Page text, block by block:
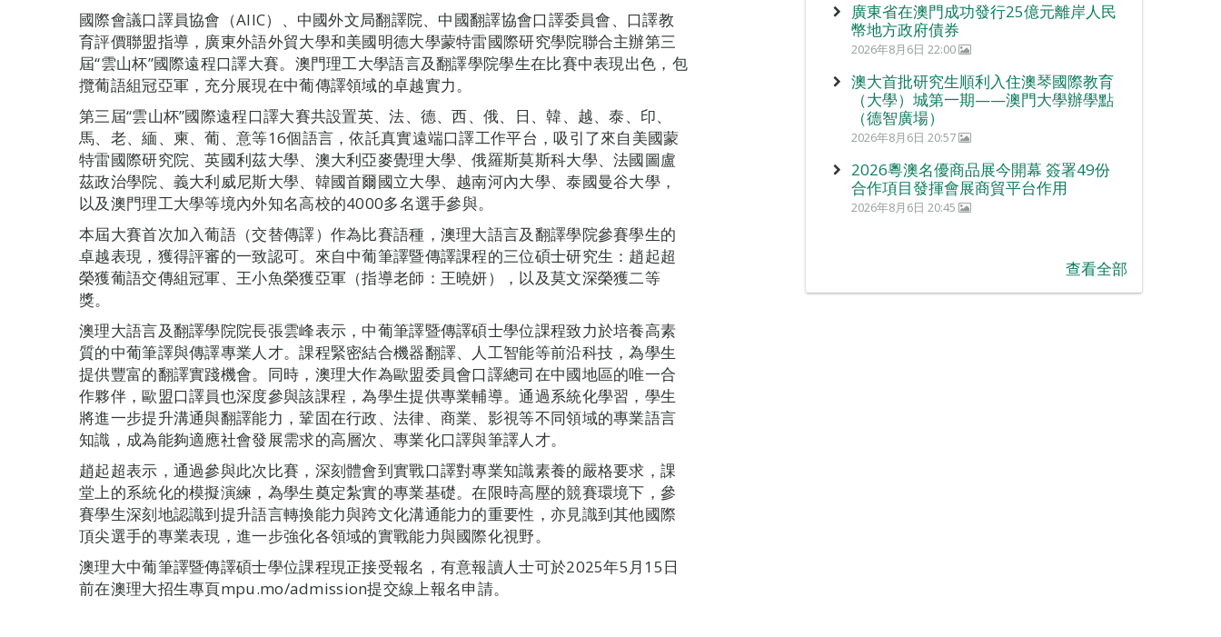
國際會議口譯員協會（AIIC）、中國外文局翻譯院、中國翻譯協會口譯委員會、口譯教
育評價聯盟指導，廣東外語外貿大學和美國明德大學蒙特雷國際研究學院聯合主辦第三
屆“雲山杯”國際遠程口譯大賽。澳門理工大學語言及翻譯學院學生在比賽中表現出色，包
攬葡語組冠亞軍，充分展現在中葡傳譯領域的卓越實力。
第三屆“雲山杯”國際遠程口譯大賽共設置英、法、德、西、俄、日、韓、越、泰、印、
馬、老、緬、柬、葡、意等16個語言，依託真實遠端口譯工作平台，吸引了來自美國蒙
特雷國際研究院、英國利茲大學、澳大利亞麥覺理大學、俄羅斯莫斯科大學、法國圖盧
茲政治學院、義大利威尼斯大學、韓國首爾國立大學、越南河內大學、泰國曼谷大學，
以及澳門理工大學等境內外知名高校的4000多名選手參與。
本屆大賽首次加入葡語（交替傳譯）作為比賽語種，澳理大語言及翻譯學院參賽學生的
卓越表現，獲得評審的一致認可。來自中葡筆譯暨傳譯課程的三位碩士研究生：趙起超
榮獲葡語交傳組冠軍、王小魚榮獲亞軍（指導老師：王曉妍），以及莫文深榮獲二等
獎。
澳理大語言及翻譯學院院長張雲峰表示，中葡筆譯暨傳譯碩士學位課程致力於培養高素
質的中葡筆譯與傳譯專業人才。課程緊密結合機器翻譯、人工智能等前沿科技，為學生
提供豐富的翻譯實踐機會。同時，澳理大作為歐盟委員會口譯總司在中國地區的唯一合
作夥伴，歐盟口譯員也深度參與該課程，為學生提供專業輔導。通過系統化學習，學生
將進一步提升溝通與翻譯能力，鞏固在行政、法律、商業、影視等不同領域的專業語言
知識，成為能夠適應社會發展需求的高層次、專業化口譯與筆譯人才。
趙起超表示，通過參與此次比賽，深刻體會到實戰口譯對專業知識素養的嚴格要求，課
堂上的系統化的模擬演練，為學生奠定紮實的專業基礎。在限時高壓的競賽環境下，參
賽學生深刻地認識到提升語言轉換能力與跨文化溝通能力的重要性，亦見識到其他國際
頂尖選手的專業表現，進一步強化各領域的實戰能力與國際化視野。
澳理大中葡筆譯暨傳譯碩士學位課程現正接受報名，有意報讀人士可於2025年5月15日
前在澳理大招生專頁mpu.mo/admission提交線上報名申請。
廣東省在澳門成功發行25億元離岸人民
幣地方政府債券
2026年8月6日 22:00
澳大首批研究生順利入住澳琴國際教育
（大學）城第一期——澳門大學辦學點
（德智廣場）
2026年8月6日 20:57
2026粵澳名優商品展今開幕 簽署49份
合作項目發揮會展商貿平台作用
2026年8月6日 20:45
查看全部